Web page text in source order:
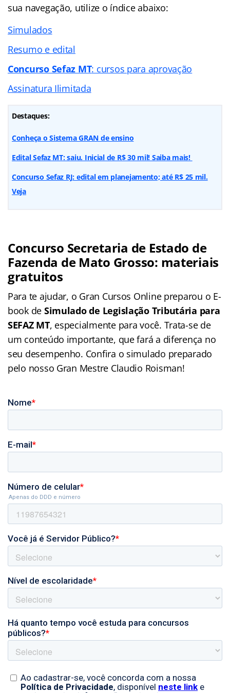
sua navegação, utilize o índice abaixo:
Simulados
Resumo e edital
Concurso Sefaz MT: cursos para aprovação
Assinatura Ilimitada
Destaques:
Conheça o Sistema GRAN de ensino
Edital Sefaz MT: saiu. Inicial de R$ 30 mil! Saiba mais!
Concurso Sefaz RJ: edital em planejamento; até R$ 25 mil.
Veja
Concurso Secretaria de Estado de
Fazenda de Mato Grosso: materiais
gratuitos
Para te ajudar, o Gran Cursos Online preparou o E-
book de Simulado de Legislação Tributária para
SEFAZ MT, especialmente para você. Trata-se de
um conteúdo importante, que fará a diferença no
seu desempenho. Confira o simulado preparado
pelo nosso Gran Mestre Claudio Roisman!